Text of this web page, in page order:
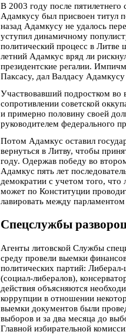
В 2003 году после
Адамкусу был присвоен
назад Адамкусу не удалось
уступил динамичному
политический процесс в
летний Адамкус вряд ли
президентские регалии.
Паксасу, дал Валдасу
Участвовавший подростком
сопротивлении советской
и примерно половину своей
руководителем федерального
Потом Адамкус оставил
вернуться в Литву, чтобы
году. Одержав победу во
Адамкус пять лет
демократии с учетом того, что
может по Конституции
лавировать между
Спецслужбы
Агенты литовской Службы
среду провели выемки
политических партий:
(социал-либералов),
действия объясняются
коррупции в отношении
выемки документов были
выборов и за два месяца до
Главной избирательной